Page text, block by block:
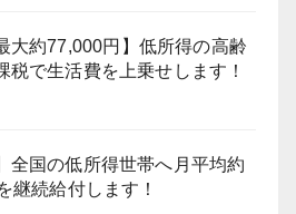
大約77,000円】低所得の高齢
税で生活費を上乗せします！
全国の低所得世帯へ月平均約
継続給付します！